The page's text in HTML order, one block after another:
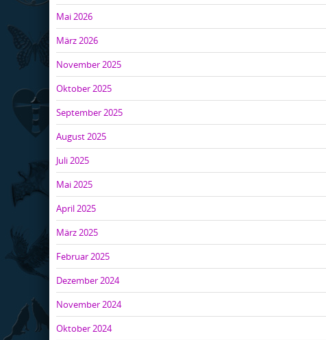
Mai 2026
März 2026
November 2025
Oktober 2025
September 2025
August 2025
Juli 2025
Mai 2025
April 2025
März 2025
Februar 2025
Dezember 2024
November 2024
Oktober 2024